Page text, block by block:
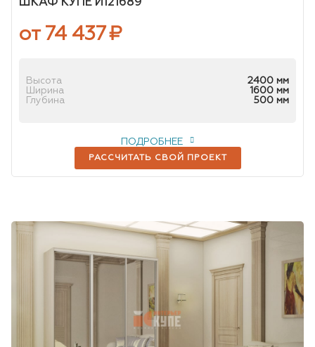
ШКАФ КУПЕ И121689
от 74 437₽
Высота
2400 мм
Ширина
1600 мм
Глубина
500 мм
РАССЧИТАТЬ СВОЙ ПРОЕКТ
ПОДРОБНЕЕ